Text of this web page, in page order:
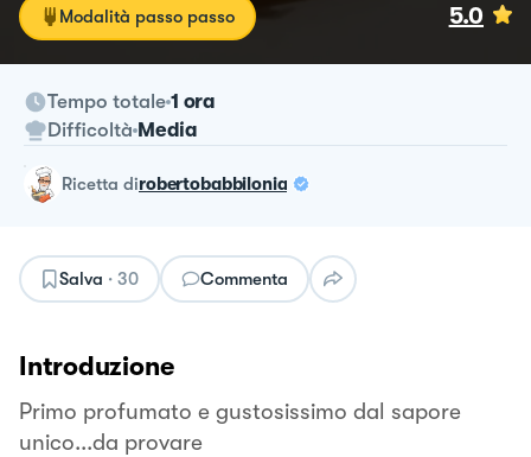
Modalità passo passo 5.0
Tempo totale 1 ora
Difficoltà Media
ricetta dirobertobabbilonia
Salva · 30 Commenta
Introduzione
Primo profumato e gustosissimo dal sapore
unico...da provare